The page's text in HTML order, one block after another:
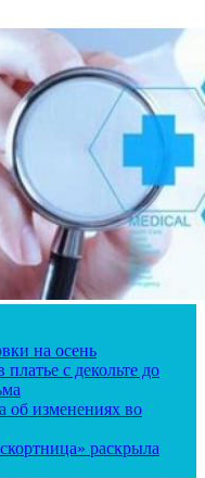
на осень
с декольте до
об изменениях во
раскрыла